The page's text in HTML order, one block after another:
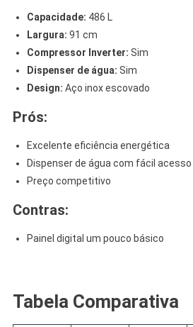
Capacidade: 486 L
Largura: 91 cm
Compressor Inverter: Sim
Dispenser de água: Sim
Design: Aço inox escovado
Prós:
Excelente eficiência energética
Dispenser de água com fácil acesso
Preço competitivo
Contras:
Painel digital um pouco básico
Tabela Comparativa